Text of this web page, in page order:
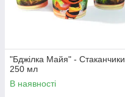
"Бджілка Майя" - Стаканчики
250 мл
В наявності